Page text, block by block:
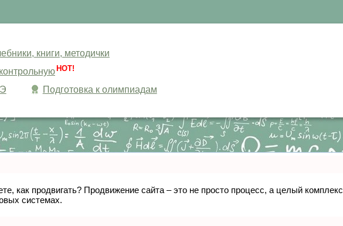
книги, методички
HOT!
Подготовка к олимпиадам
как продвигать? Продвижение сайта – это не просто процесс, а целый
системах.